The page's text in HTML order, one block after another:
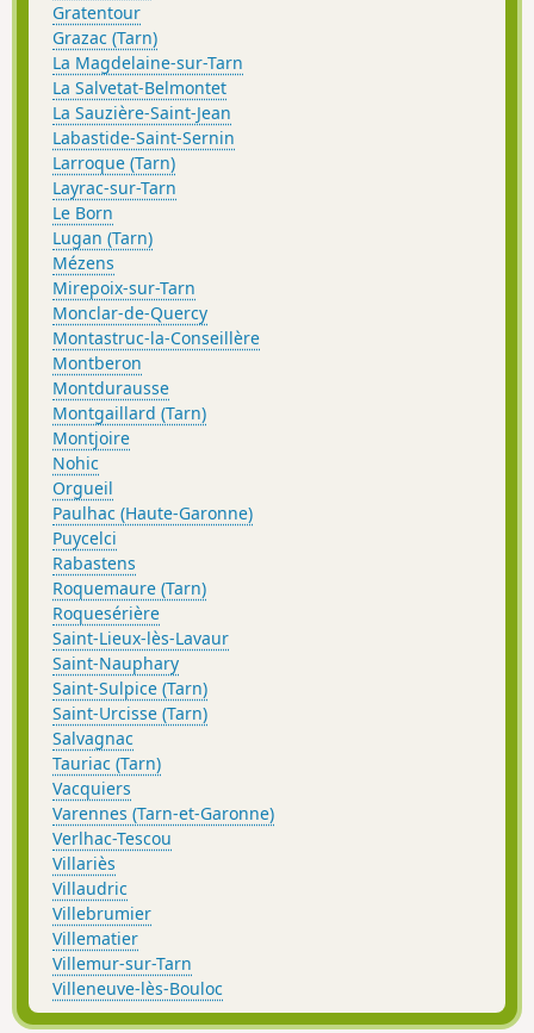
Gratentour
Grazac (Tarn)
La Magdelaine-sur-Tarn
La Salvetat-Belmontet
La Sauzière-Saint-Jean
Labastide-Saint-Sernin
Larroque (Tarn)
Layrac-sur-Tarn
Le Born
Lugan (Tarn)
Mézens
Mirepoix-sur-Tarn
Monclar-de-Quercy
Montastruc-la-Conseillère
Montberon
Montdurausse
Montgaillard (Tarn)
Montjoire
Nohic
Orgueil
Paulhac (Haute-Garonne)
Puycelci
Rabastens
Roquemaure (Tarn)
Roquesérière
Saint-Lieux-lès-Lavaur
Saint-Nauphary
Saint-Sulpice (Tarn)
Saint-Urcisse (Tarn)
Salvagnac
Tauriac (Tarn)
Vacquiers
Varennes (Tarn-et-Garonne)
Verlhac-Tescou
Villariès
Villaudric
Villebrumier
Villematier
Villemur-sur-Tarn
Villeneuve-lès-Bouloc